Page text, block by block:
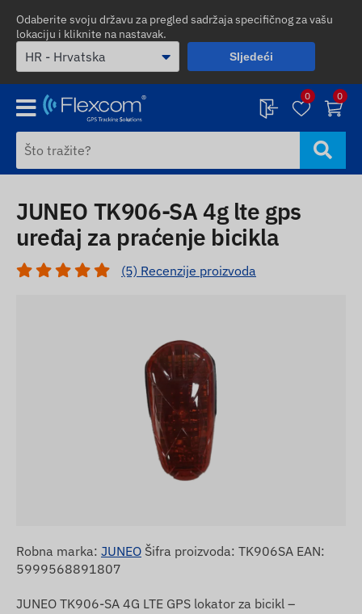
Odaberite svoju državu za pregled sadržaja specifičnog za vašu
lokaciju i kliknite na nastavak.
Sljedeći
0 0
JUNEO TK906-SA 4g lte gps
uređaj za praćenje bicikla
(5) Recenzije proizvoda
Robna marka: JUNEO Šifra proizvoda: TK906SA EAN:
5999568891807
JUNEO TK906-SA 4G LTE GPS lokator za bicikl –